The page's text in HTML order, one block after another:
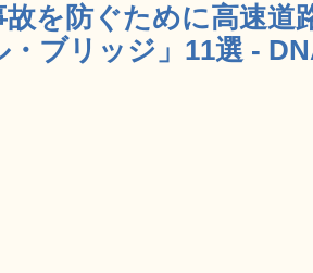
故を防ぐために高速道
・ブリッジ」11選 -